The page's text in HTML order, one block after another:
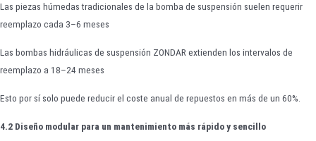
Las piezas húmedas tradicionales de la bomba de suspensión suelen requerir
reemplazo cada 3–6 meses
Las bombas hidráulicas de suspensión ZONDAR extienden los intervalos de
reemplazo a 18–24 meses
Esto por sí solo puede reducir el coste anual de repuestos en más de un 60%.
4.2 Diseño modular para un mantenimiento más rápido y sencillo